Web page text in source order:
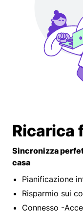
Ricarica
Sincronizza
casa
Pianificazione
Risparmio sui
Connesso -